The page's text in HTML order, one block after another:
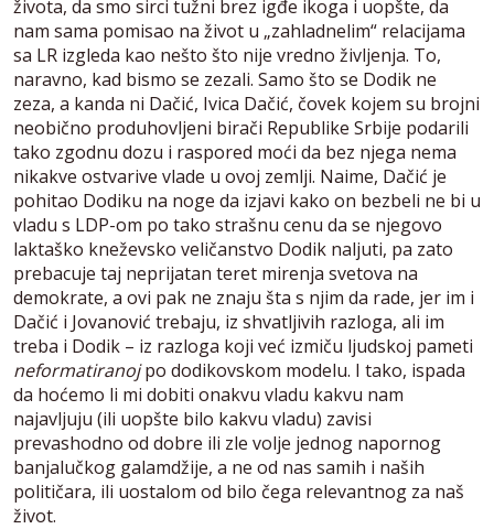
života, da smo sirci tužni brez igđe ikoga i uopšte, da
nam sama pomisao na život u „zahladnelim“ relacijama
sa LR izgleda kao nešto što nije vredno življenja. To,
naravno, kad bismo se zezali. Samo što se Dodik ne
zeza, a kanda ni Dačić, Ivica Dačić, čovek kojem su brojni
neobično produhovljeni birači Republike Srbije podarili
tako zgodnu dozu i raspored moći da bez njega nema
nikakve ostvarive vlade u ovoj zemlji. Naime, Dačić je
pohitao Dodiku na noge da izjavi kako on bezbeli ne bi u
vladu s LDP-om po tako strašnu cenu da se njegovo
laktaško kneževsko veličanstvo Dodik naljuti, pa zato
prebacuje taj neprijatan teret mirenja svetova na
demokrate, a ovi pak ne znaju šta s njim da rade, jer im i
Dačić i Jovanović trebaju, iz shvatljivih razloga, ali im
treba i Dodik – iz razloga koji već izmiču ljudskoj pameti
neformatiranojpo dodikovskom modelu. I tako, ispada
da hoćemo li mi dobiti onakvu vladu kakvu nam
najavljuju (ili uopšte bilo kakvu vladu) zavisi
prevashodno od dobre ili zle volje jednog napornog
banjalučkog galamdžije, a ne od nas samih i naših
političara, ili uostalom od bilo čega relevantnog za naš
život.